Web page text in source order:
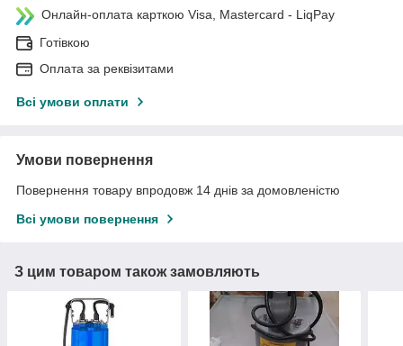
Онлайн-оплата карткою Visa, Mastercard - LiqPay
Готівкою
Оплата за реквізитами
Всі умови оплати
Умови повернення
Повернення товару впродовж 14 днів за домовленістю
Всі умови повернення
З цим товаром також замовляють